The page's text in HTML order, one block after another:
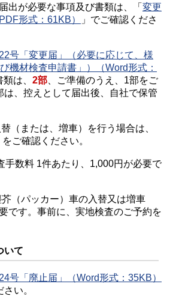
が必要な事項及び書類は、「 変更
形式：61KB）
」でご確認くださ
号「変更届」（必要に応じて、様
機材検査申請書」）（Word形式：
は、 2部 、ご準備のうえ、1部をご
は、控えとして届出後、自社で保管
（または、増車）を行う場合は、
ご確認ください。
数料 1件あたり、1,000円が必要で
（パッカー）車の入替又は増車
です。事前に、実地検査のご予約を
いて
号「廃止届」（Word形式：35KB）
さい。